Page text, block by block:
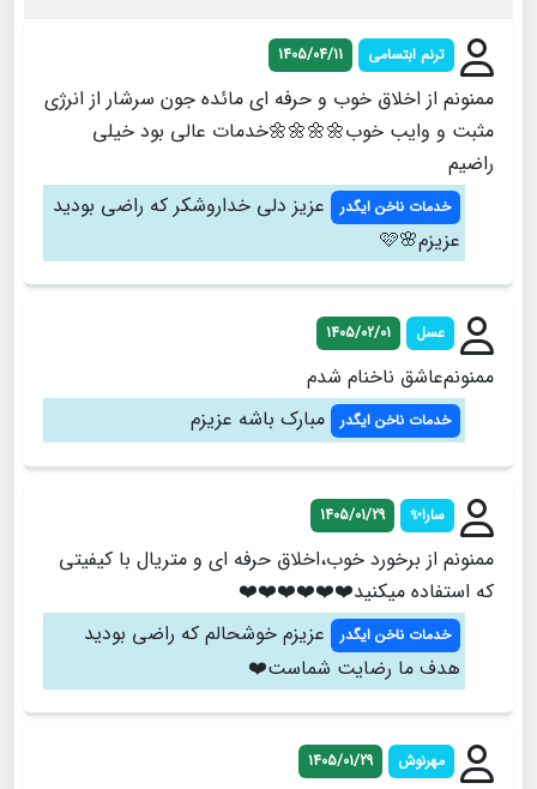
ترنم ابتسامی 1405/04/11
ممنونم از اخلاق خوب و حرفه ای مائده جون سرشار از انرژی
مثبت و وایب خوب🌼🌼🌼🌼خدمات عالی بود خیلی
راضیم
خدمات ناخن ایگدر
عزیز دلی خداروشکر که راضی بودید
عزیزم🌸🩷
عسل 1405/02/01
ممنونم‌عاشق ناخنام شدم
خدمات ناخن ایگدر مبارک باشه عزیزم
سارا✨️ 1405/01/29
ممنونم از برخورد خوب،اخلاق حرفه ای و متریال با کیفیتی
که استفاده میکنید❤️❤️❤️❤️❤️❤️
خدمات ناخن ایگدر
عزیزم خوشحالم که راضی بودید
هدف ما رضایت شماست❤️
مهرنوش 1405/01/29